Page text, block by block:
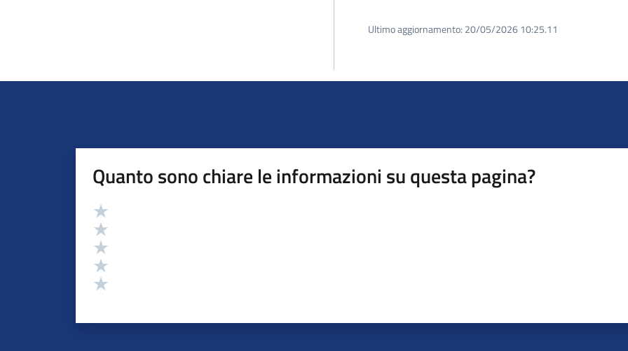
Ultimo aggiornamento: 20/05/2026 10:25.11
Quanto sono chiare le informazioni su questa pagina?
Valutazione